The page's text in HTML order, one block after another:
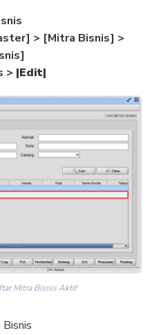
> [Mitra Bisnis] >
> |Edit|
Mitra Bisnis Aktif